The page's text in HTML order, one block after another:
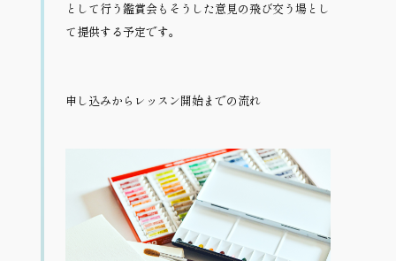
として行う鑑賞会もそうした意見の飛び交う場とし
て提供する予定です。
申し込みからレッスン開始までの流れ